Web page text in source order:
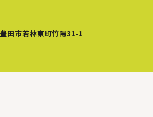
豊田市若林東町竹陽31-1